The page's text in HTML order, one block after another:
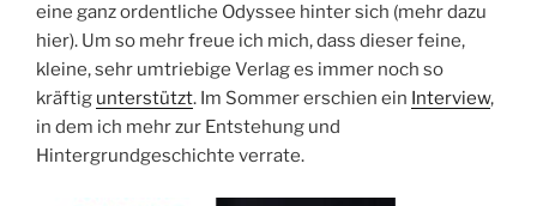
eine ganz ordentliche Odyssee hinter sich (mehr dazu
hier). Um so mehr freue ich mich, dass dieser feine,
kleine, sehr umtriebige Verlag es immer noch so
kräftig unterstützt. Im Sommer erschien ein Interview,
in dem ich mehr zur Entstehung und
Hintergrundgeschichte verrate.